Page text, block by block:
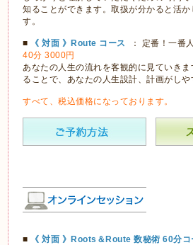
知ることができます。取扱が分かると活か
す。
■ 《 対面 》Route コース
： 定番！一
40分 3000円
あなたの人生の流れを客観的に見ていき
ることで、あなたの人生設計、計画がしや
すべて、税込価格になっております。
■ 《 対面 》Roots＆Route 数秘術 60分コ